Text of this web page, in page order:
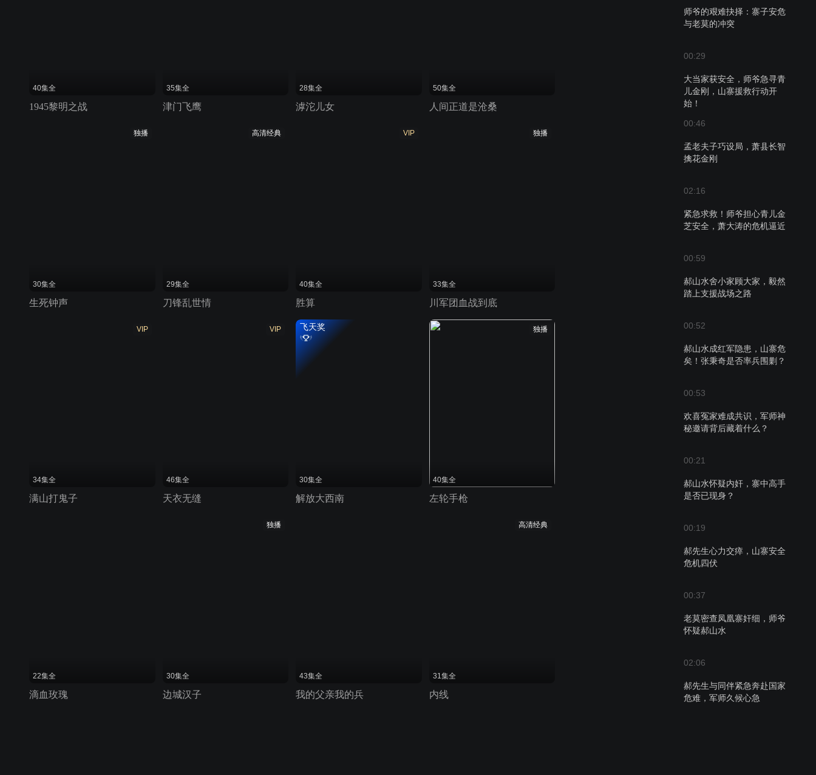
师爷的艰难抉择：寨子安危
与老莫的冲突
00:29
大当家获安全，师爷急寻青
儿金刚，山寨援救行动开
始！
00:46
孟老夫子巧设局，萧县长智
擒花金刚
02:16
紧急求救！师爷担心青儿金
芝安全，萧大涛的危机逼近
00:59
郝山水舍小家顾大家，毅然
踏上支援战场之路
00:52
郝山水成红军隐患，山寨危
矣！张秉奇是否率兵围剿？
00:53
欢喜冤家难成共识，军师神
秘邀请背后藏着什么？
00:21
郝山水怀疑内奸，寨中高手
是否已现身？
00:19
郝先生心力交瘁，山寨安全
危机四伏
00:37
老莫密查凤凰寨奸细，师爷
怀疑郝山水
02:06
郝先生与同伴紧急奔赴国家
危难，军师久候心急
40集全
1945黎明之战
35集全
津门飞鹰
28集全
滹沱儿女
50集全
人间正道是沧桑
独播
30集全
生死钟声
高清经典
29集全
刀锋乱世情
VIP
40集全
胜算
独播
33集全
川军团血战到底
VIP
34集全
满山打鬼子
VIP
46集全
天衣无缝
飞天奖
30集全
解放大西南
独播
40集全
左轮手枪
22集全
滴血玫瑰
独播
30集全
边城汉子
43集全
我的父亲我的兵
高清经典
31集全
内线